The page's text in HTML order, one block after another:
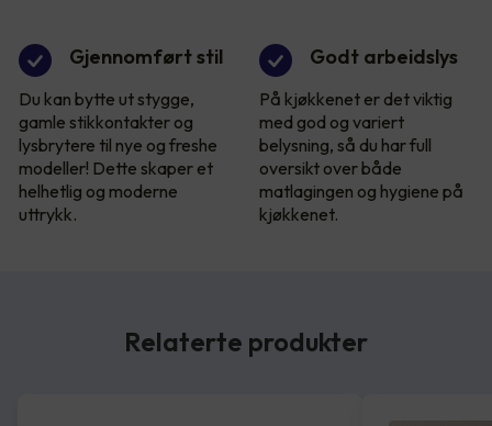
Gjennomført stil
Du kan bytte ut stygge,
gamle stikkontakter og
lysbrytere til nye og freshe
modeller! Dette skaper et
helhetlig og moderne
uttrykk.
Godt arbeidslys
På kjøkkenet er det viktig
med god og variert
belysning, så du har full
oversikt over både
matlagingen og hygiene på
kjøkkenet.
Relaterte produkter